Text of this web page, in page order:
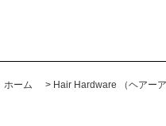
ホーム > Hair Hardware （ヘアー